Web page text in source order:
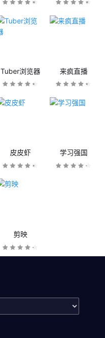
Tuber浏览器 来疯直播
皮皮虾 学习强国
剪映